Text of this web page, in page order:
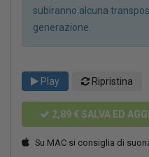
subiranno alcuna
generazione.
Play Ripristina
2,89 € SALVA ED
Su MAC si consiglia di